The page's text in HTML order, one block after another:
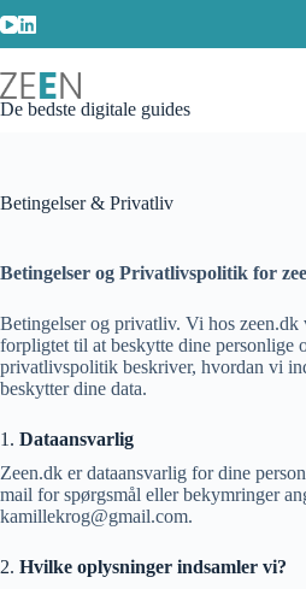
to
content
De bedste digitale guides
Betingelser & Privatliv
Betingelser og Privatlivspolitik for
Betingelser og privatliv. Vi hos
forpligtet til at beskytte dine personlige
privatlivspolitik beskriver, hvordan vi
beskytter dine data.
1. Dataansvarlig
Zeen.dk er dataansvarlig for dine
mail for spørgsmål eller bekymringer
kamillekrog@gmail.com.
2. Hvilke oplysninger indsamler vi?